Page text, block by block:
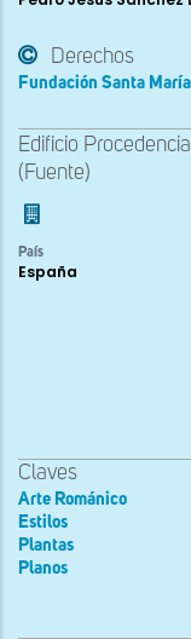
Derechos
Fundación Santa
Edificio Procedencia
(Fuente)
País
España
Claves
Arte Románico
Estilos
Plantas
Planos